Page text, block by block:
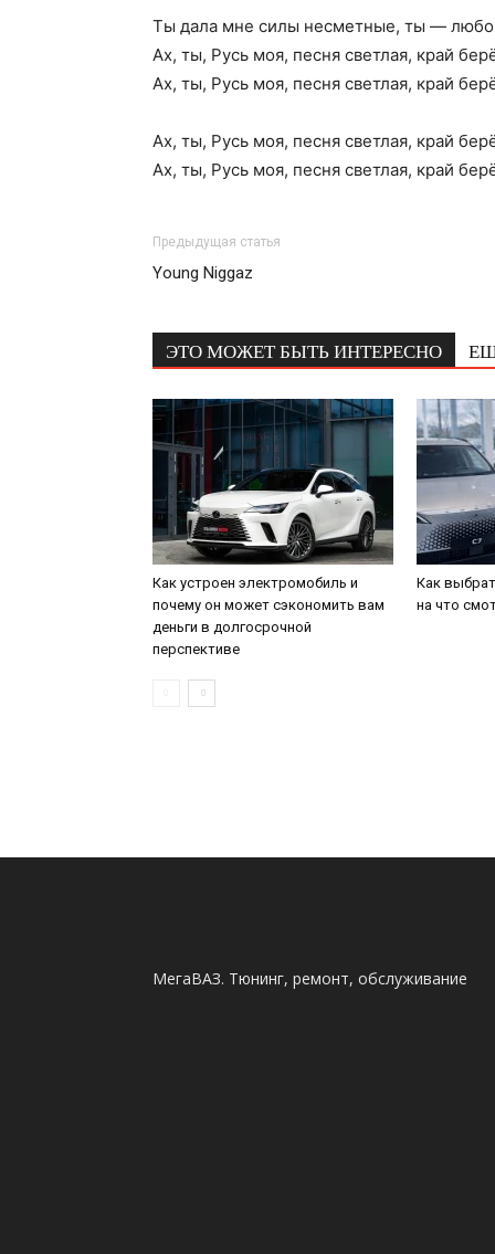
Ты дала мне силы несметные, ты —
Ах, ты, Русь моя, песня светлая, край
Ах, ты, Русь моя, песня светлая, край
Ах, ты, Русь моя, песня светлая, край
Ах, ты, Русь моя, песня светлая, край
Предыдущая статья
Young Niggaz
ЭТО МОЖЕТ БЫТЬ ИНТЕРЕСНО
Как устроен электромобиль и
почему он может сэкономить вам
деньги в долгосрочной
перспективе
Как
на что
МегаВАЗ. Тюнинг, ремонт, обслуживание